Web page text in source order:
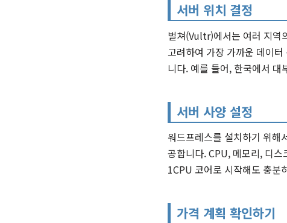
서버 위치 결정
벌쳐(Vultr)에서는 여러 지역
고려하여 가장 가까운 데이
니다. 예를 들어, 한국에서
서버 사양 설정
워드프레스를 설치하기 위해
공합니다. CPU, 메모리, 디
1CPU 코어로 시작해도 충분
가격 계획 확인하기